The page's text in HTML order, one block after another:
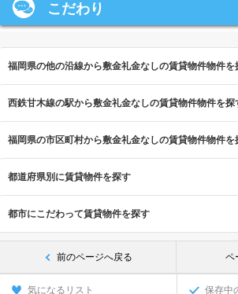
こだわり
福岡県の他の沿線から敷金礼金なしの賃貸物件物件を
西鉄甘木線の駅から敷金礼金なしの賃貸物件物件を探
福岡県の市区町村から敷金礼金なしの賃貸物件物件を
都道府県別に賃貸物件を探す
都市にこだわって賃貸物件を探す
前のページへ戻る ペ
気になるリスト 保存中